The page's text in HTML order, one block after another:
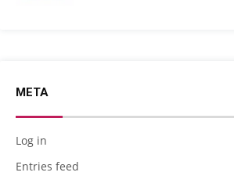
META
Log in
Entries feed